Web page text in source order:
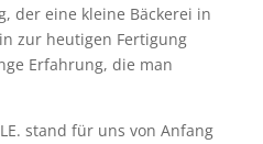
der eine kleine Bäckerei in
zur heutigen Fertigung
Erfahrung, die man
stand für uns von Anfang